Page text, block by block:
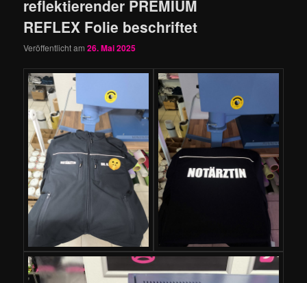
reflektierender PREMIUM
REFLEX Folie beschriftet
Veröffentlicht am26. Mai 2025